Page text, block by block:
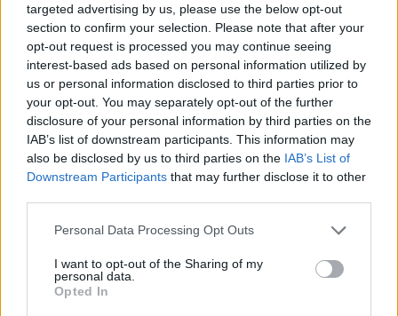
targeted advertising by us, please use the below opt-out
section to confirm your selection. Please note that after your
opt-out request is processed you may continue seeing
interest-based ads based on personal information utilized by
us or personal information disclosed to third parties prior to
your opt-out. You may separately opt-out of the further
disclosure of your personal information by third parties on the
IAB’s list of downstream participants. This information may
also be disclosed by us to third parties on the IAB’s List of
Downstream Participants that may further disclose it to other
Personal Data Processing Opt Outs
I want to opt-out of the Sharing of my
personal data.
Opted In
Splatnosť: 12 - 96 mesiacov